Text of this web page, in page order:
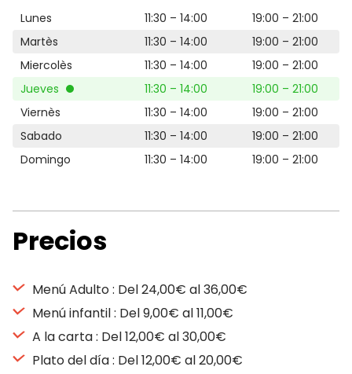
Lunes 11:30 – 14:00
19:00 – 21:00
Martès
11:30 – 14:00
19:00 – 21:00
Miercolès
11:30 – 14:00
19:00 – 21:00
Jueves
11:30 – 14:00
19:00 – 21:00
Viernès
11:30 – 14:00
19:00 – 21:00
Sabado
11:30 – 14:00
19:00 – 21:00
Domingo
11:30 – 14:00 19:00 – 21:00
Precios
Menú Adulto : Del 24,00€ al 36,00€
Menú infantil : Del 9,00€ al 11,00€
A la carta : Del 12,00€ al 30,00€
Plato del día : Del 12,00€ al 20,00€